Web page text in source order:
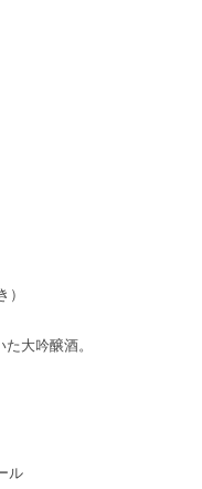
大吟醸酒。
ル